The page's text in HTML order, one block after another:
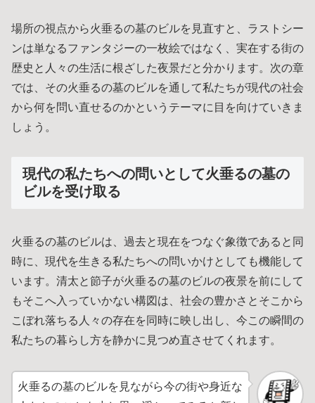
場所の視点から火垂るの墓のビルを見直すと、ラストシー
ンは単なるファンタジーの一枚絵ではなく、実在する街の
歴史と人々の生活に根ざした夜景だと分かります。次の章
では、その火垂るの墓のビルを通して私たちが現代の社会
から何を問い直せるのかというテーマに目を向けていきま
しょう。
現代の私たちへの問いとして火垂るの墓の
ビルを受け取る
火垂るの墓のビルは、過去と現在をつなぐ象徴であると同
時に、現代を生きる私たちへの問いかけとしても機能して
います。清太と節子が火垂るの墓のビルの夜景を前にして
もそこへ入っていかない構図は、社会の豊かさとそこから
こぼれ落ちる人々の存在を同時に映し出し、今この瞬間の
私たちの暮らし方を静かに見つめ直させてくれます。
火垂るの墓のビルを見ながら今の街や身近な